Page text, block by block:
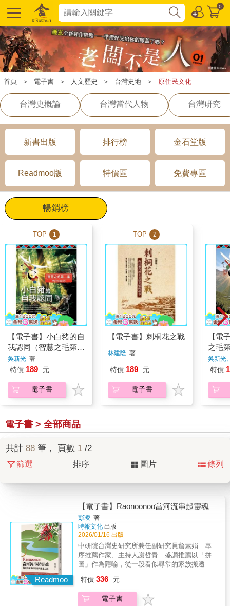
0
首頁 ＞ 電子書 ＞ 人文歷史 ＞ 台灣史地 ＞ 原住民文化
台灣史概論 台灣當代人物 台灣研究
新書出版 排行榜 金石堂版
Readmoo版 特價區 免費專區
暢銷榜
TOP 1
【電子書】小白豬的自
我認同（智慧之毛第二
集）
吳新光 著
特價 189 元
電子書
TOP 2
【電子書】刺桐花之戰
林建隆 著
特價 189 元
電子書
【電
之毛
吳新光
特價
電子書 > 全部商品
共計 88 筆， 頁數 1 /2
篩選 排序 圖片 條列
Readmoo
【電子書】Raonoonoo當河流串起靈魂
彭凌 著
時報文化 出版
2026/01/16 出版
中研院台灣史研究所兼任副研究員詹素娟 專
序推薦作家、主持人謝哲青 盛讚推薦以「拼
圖」作為隱喻，從一段看似尋常的家族搬遷記
祖源線索。童年在關渡平原的河畔密林抓蝦、
撿起白石的片刻，被重新理解為祖靈悄悄放入
掌心的第一堂課：記憶與歸屬並非抽象概念，
特價 336 元
電子書